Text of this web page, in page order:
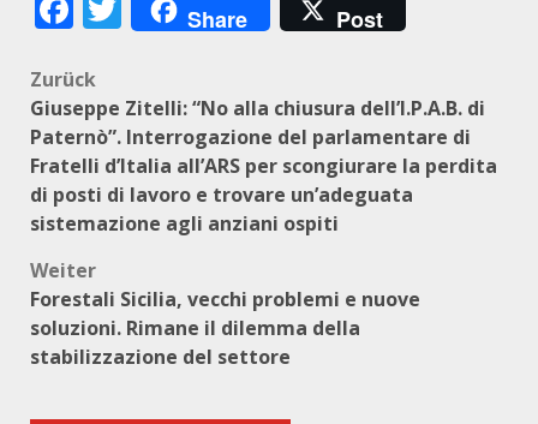
Share Post
Beitragsnavigation
Zurück
Giuseppe Zitelli: “No alla chiusura dell’I.P.A.B. di
Paternò”. Interrogazione del parlamentare di
Fratelli d’Italia all’ARS per scongiurare la perdita
di posti di lavoro e trovare un’adeguata
sistemazione agli anziani ospiti
Weiter
Forestali Sicilia, vecchi problemi e nuove
soluzioni. Rimane il dilemma della
stabilizzazione del settore